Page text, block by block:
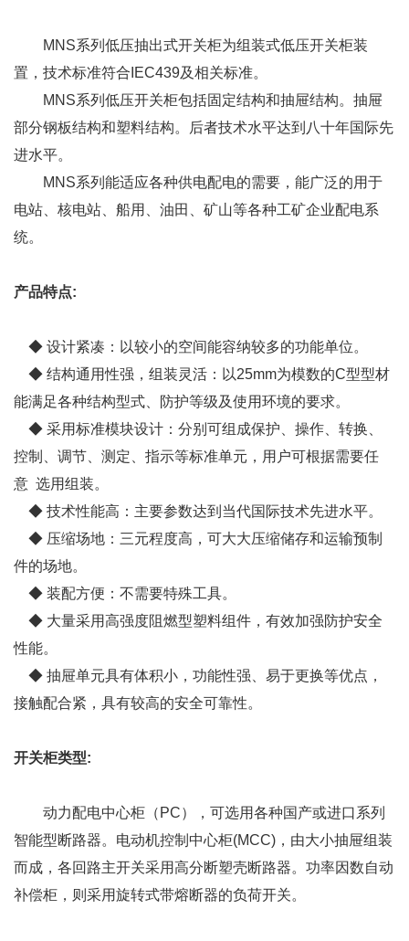
MNS系列低压抽出式开关柜为组装式低压开关柜装
置，技术标准符合IEC439及相关标准。
MNS系列 低压开关柜包括固定结构和抽屉结构。抽屉
部分钢板结构和塑料结构。后者技术水平达到八十年国际先
进水平。
MNS系列能适应各种供电配电的需要，能广泛的用于
电站、核电站、船用、油田、矿山等各种工矿企业配电系
统。
产品特点:
◆ 设计紧凑：以较小的空间能容纳较多的功能单位。
◆ 结构通用性强，组装灵活：以25mm为模数的C型型材
能满足各种结构型式、防护等级及使用环境的要求。
◆ 采用标准模块设计：分别可组成保护、操作、转换、
控制、调节、测定、指示等标准单元，用户可根据需要任
意 选用组装。
◆ 技术性能高：主要参数达到当代国际技术先进水平。
◆ 压缩场地：三元程度高，可大大压缩储存和运输预制
件的场地。
◆ 装配方便：不需要特殊工具。
◆ 大量采用高强度阻燃型塑料组件，有效加强防护安全
性能。
◆ 抽屉单元具有体积小，功能性强、易于更换等优点，
接触配合紧，具有较高的安全可靠性。
开关柜类型:
动力配电中心柜（PC），可选用各种国产或进口系列
智能型断路器。电动机控制中心柜(MCC)，由大小抽屉组装
而成，各回路主开关采用高分断塑壳断路器。功率因数自动
补偿柜，则采用旋转式带熔断器的负荷开关。